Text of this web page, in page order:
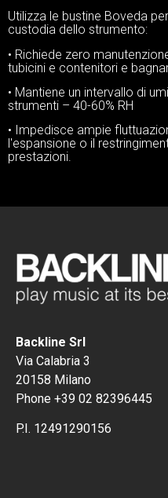
Utilizza le bustine Boveda
custodia dello strumento:
• Richiede zero
tubicini e contenitori e
• Mantiene un intervallo di
strumenti – 40-60% RH
• Impedisce ampie
l'espansione o il
prestazioni.
Backline Srl
Via Calabria 3
20158 Milano
Phone +39 02 82396445
P.I. 12491290156